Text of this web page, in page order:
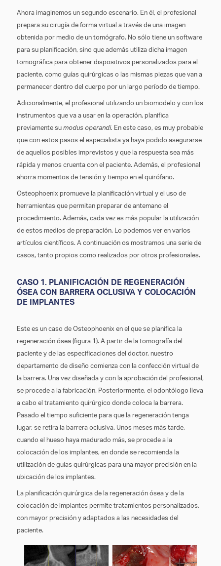
Ahora imaginemos un segundo escenario. En él, el profesional
prepara su cirugía de forma virtual a través de una imagen
obtenida por medio de un tomógrafo. No sólo tiene un software
para su planificación, sino que además utiliza dicha imagen
tomográfica para obtener dispositivos personalizados para el
paciente, como guías quirúrgicas o las mismas piezas que van a
permanecer dentro del cuerpo por un largo período de tiempo.
Adicionalmente, el profesional utilizando un biomodelo y con los
instrumentos que va a usar en la operación, planifica
previamente su modus operandi. En este caso, es muy probable
que con estos pasos el especialista ya haya podido asegurarse
de aquellos posibles imprevistos y que la respuesta sea más
rápida y menos cruenta con el paciente. Además, el profesional
ahorra momentos de tensión y tiempo en el quirófano.
Osteophoenix promueve la planificación virtual y el uso de
herramientas que permitan preparar de antemano el
procedimiento. Además, cada vez es más popular la utilización
de estos medios de preparación. Lo podemos ver en varios
artículos científicos. A continuación os mostramos una serie de
casos, tanto propios como realizados por otros profesionales.
CASO 1. PLANIFICACIÓN DE REGENERACIÓN
ÓSEA CON BARRERA OCLUSIVA Y COLOCACIÓN
DE IMPLANTES
Este es un caso de Osteophoenix en el que se planifica la
regeneración ósea (figura 1). A partir de la tomografía del
paciente y de las especificaciones del doctor, nuestro
departamento de diseño comienza con la confección virtual de
la barrera. Una vez diseñada y con la aprobación del profesional,
se procede a la fabricación. Posteriormente, el odontólogo lleva
a cabo el tratamiento quirúrgico donde coloca la barrera.
Pasado el tiempo suficiente para que la regeneración tenga
lugar, se retira la barrera oclusiva. Unos meses más tarde,
cuando el hueso haya madurado más, se procede a la
colocación de los implantes, en donde se recomienda la
utilización de guías quirúrgicas para una mayor precisión en la
ubicación de los implantes.
La planificación quirúrgica de la regeneración ósea y de la
colocación de implantes permite tratamientos personalizados,
con mayor precisión y adaptados a las necesidades del
paciente.